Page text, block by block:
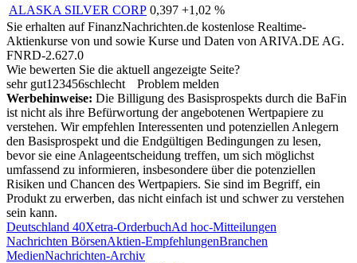
ALASKA SILVER CORP 0,397 +1,02 %
Sie erhalten auf FinanzNachrichten.de kostenlose Realtime-
Aktienkurse von und sowie Kurse und Daten von ARIVA.DE AG.
FNRD-2.627.0
Wie bewerten Sie die aktuell angezeigte Seite?
sehr gut1 23456schlecht
Problem melden
Werbehinweise: Die Billigung des Basisprospekts durch die BaFin
ist nicht als ihre Befürwortung der angebotenen Wertpapiere zu
verstehen. Wir empfehlen Interessenten und potenziellen Anlegern
den Basisprospekt und die Endgültigen Bedingungen zu lesen,
bevor sie eine Anlageentscheidung treffen, um sich möglichst
umfassend zu informieren, insbesondere über die potenziellen
Risiken und Chancen des Wertpapiers. Sie sind im Begriff, ein
Produkt zu erwerben, das nicht einfach ist und schwer zu verstehen
sein kann.
Deutschland 40Xetra-OrderbuchAd hoc-Mitteilungen
Nachrichten BörsenAktien-EmpfehlungenBranchen
MedienNachrichten-Archiv